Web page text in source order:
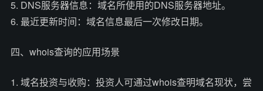
5. DNS服务器信息：域名所使用的DNS服务器地址。
6. 最近更新时间：域名信息最后一次修改日期。
四、whois查询的应用场景
1. 域名投资与收购：投资人可通过whois查明域名现状，尝